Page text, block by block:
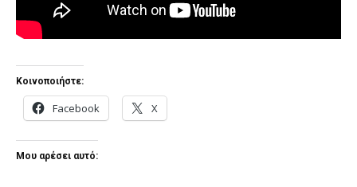
Κοινοποιήστε:
Facebook X
Μου αρέσει αυτό: